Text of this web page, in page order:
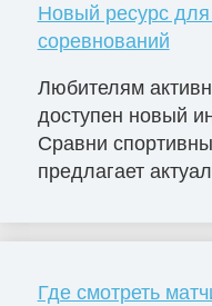
Новый ресурс
соревнований
Любителям
доступен новый
Сравни
предлагает
Где смотреть